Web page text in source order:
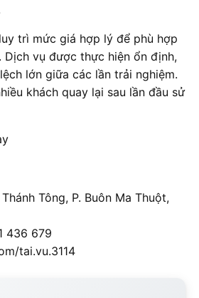
trì mức giá hợp lý để phù hợp
vụ được thực hiện ổn định,
lớn giữa các lần trải nghiệm.
khách quay lại sau lần đầu sử
Tông, P. Buôn Ma Thuột,
436 679
tai.vu.3114